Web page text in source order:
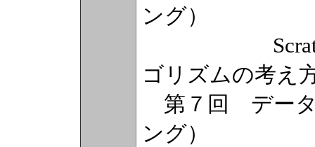
ング）
Scratchに
ゴリズムの考え
第７回 データ
ング）